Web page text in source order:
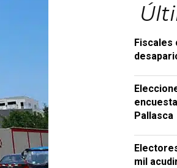
Fiscales
Pallasca
mil